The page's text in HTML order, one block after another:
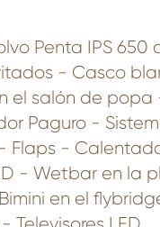
Penta IPS
- Casco
el salón de
Paguro -
Flaps -
- Wetbar en la
en el